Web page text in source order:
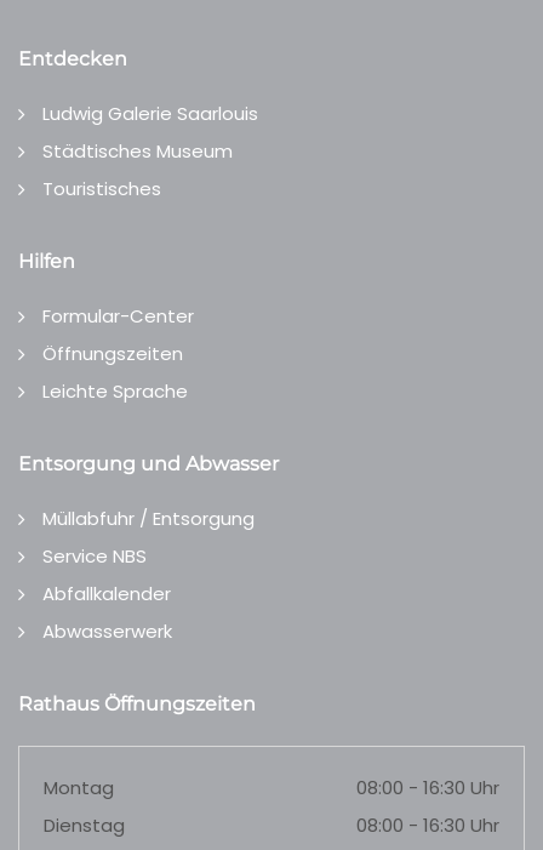
Entdecken
Ludwig Galerie Saarlouis
Städtisches Museum
Touristisches
Hilfen
Formular-Center
Öffnungszeiten
Leichte Sprache
Entsorgung und Abwasser
Müllabfuhr / Entsorgung
Service NBS
Abfallkalender
Abwasserwerk
Rathaus Öffnungszeiten
Montag
08:00 - 16:30 Uhr
Dienstag
08:00 - 16:30 Uhr